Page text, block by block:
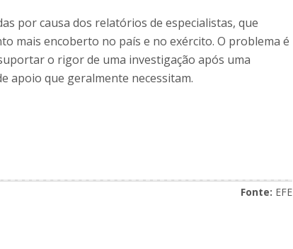
por causa dos relatórios de especialistas, que
mais encoberto no país e no exército. O problema é
o rigor de uma investigação após uma
apoio que geralmente necessitam.
Fonte: EFE